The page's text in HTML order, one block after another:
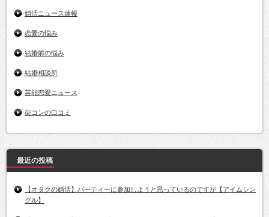
婚活ニュース速報
恋愛の悩み
結婚前の悩み
結婚相談所
芸能恋愛ニュース
街コンの口コミ
最近の投稿
【オタクの婚活】パーティーに参加しようと思っているのですが【アイムシン
グル】